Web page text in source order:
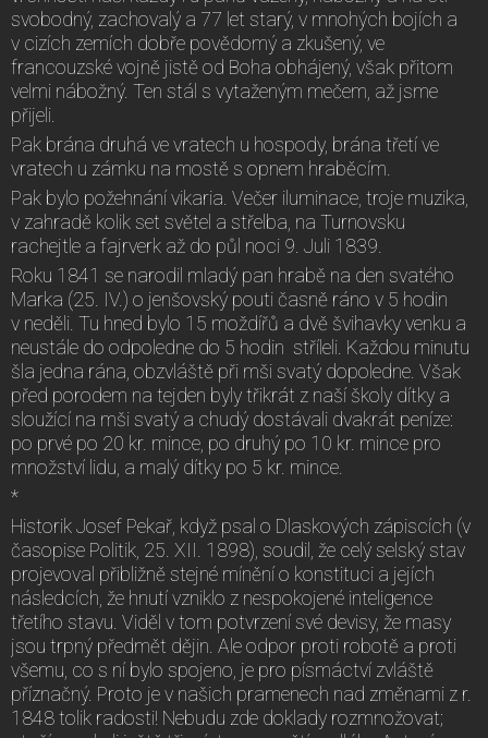
svobodný, zachovalý a 77 let starý, v mnohých bojích a
v cizích zemích dobře povědomý a zkušený, ve
francouzské vojně jistě od Boha obhájený, však přitom
velmi nábožný. Ten stál s vytaženým mečem, až jsme
přijeli.
Pak brána druhá ve vratech u hospody, brána třetí ve
vratech u zámku na mostě s opnem hraběcím.
Pak bylo požehnání vikaria. Večer iluminace, troje muzika,
v zahradě kolik set světel a střelba, na Turnovsku
rachejtle a fajrverk až do půl noci 9. Juli 1839.
Roku 1841 se narodil mladý pan hrabě na den svatého
Marka (25. IV.) o jenšovský pouti časně ráno v 5 hodin
v neděli. Tu hned bylo 15 moždířů a dvě švihavky venku a
neustále do odpoledne do 5 hodin stříleli. Každou minutu
šla jedna rána, obzvláště při mši svatý dopoledne. Však
před porodem na tejden byly třikrát z naší školy dítky a
sloužící na mši svatý a chudý dostávali dvakrát peníze:
po prvé po 20 kr. mince, po druhý po 10 kr. mince pro
množství lidu, a malý dítky po 5 kr. mince.
*
Historik Josef Pekař, když psal o Dlaskových zápiscích (v
časopise Politik, 25. XII. 1898), soudil, že celý selský stav
projevoval přibližně stejné mínění o konstituci a jejích
následcích, že hnutí vzniklo z nespokojené inteligence
třetího stavu. Viděl v tom potvrzení své devisy, že masy
jsou trpný předmět dějin. Ale odpor proti robotě a proti
všemu, co s ní bylo spojeno, je pro písmáctví zvláště
příznačný. Proto je v našich pramenech nad změnami z r.
1848 tolik radosti! Nebudu zde doklady rozmnožovat;